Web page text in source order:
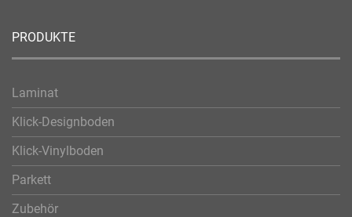
PRODUKTE
Laminat
Klick-Designboden
Klick-Vinylboden
Parkett
Zubehör